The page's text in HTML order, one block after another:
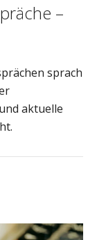
–
sprach
aktuelle